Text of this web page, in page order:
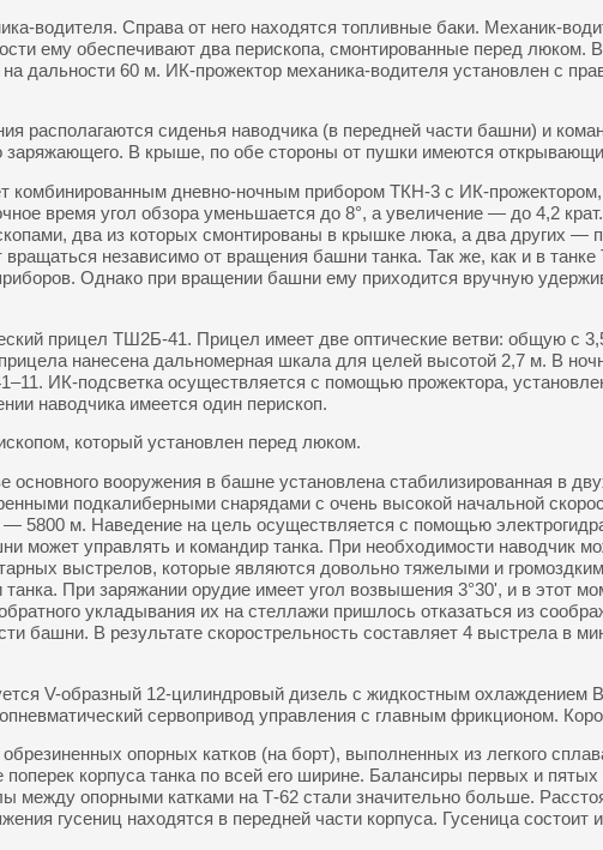
водителя. Справа от него находятся топливные баки. Механик-
ему обеспечивают два перископа, смонтированные перед люком.
дальности 60 м. ИК-прожектор механика-водителя установлен с
располагаются сиденья наводчика (в передней части башни) и
заряжающего. В крыше, по обе стороны от пушки имеются
комбинированным дневно-ночным прибором ТКН-3 с ИК-
время угол обзора уменьшается до 8°, а увеличение — до 4,2
два из которых смонтированы в крышке люка, а два других —
независимо от вращения башни танка. Так же, как и в
Однако при вращении башни ему приходится вручную
прицел ТШ2Б-41. Прицел имеет две оптические ветви: общую с
нанесена дальномерная шкала для целей высотой 2,7 м. В
ИК-подсветка осуществляется с помощью прожектора,
наводчика имеется один перископ.
который установлен перед люком.
основного вооружения в башне установлена стабилизированная в
подкалиберными снарядами с очень высокой начальной
5800 м. Наведение на цель осуществляется с помощью
может управлять и командир танка. При необходимости наводчик
выстрелов, которые являются довольно тяжелыми и
При заряжании орудие имеет угол возвышения 3°30', и в этот
укладывания их на стеллажи пришлось отказаться из
башни. В результате скорострельность составляет 4 выстрела в
V-образный 12-цилиндровый дизель с жидкостным
сервопривод управления с главным фрикционом.
опорных катков (на борт), выполненных из легкого
корпуса танка по всей его ширине. Балансиры первых и
между опорными катками на Т-62 стали значительно больше.
гусениц находятся в передней части корпуса. Гусеница